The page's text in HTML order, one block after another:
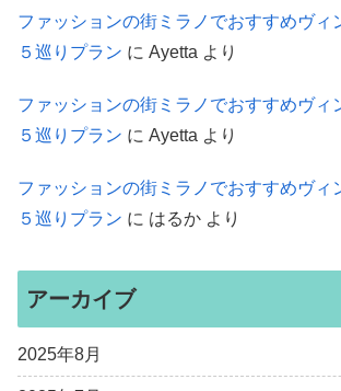
ファッションの街ミラノでおすすめヴィ
５巡りプラン に Ayetta より
ファッションの街ミラノでおすすめヴィ
５巡りプラン に Ayetta より
ファッションの街ミラノでおすすめヴィ
５巡りプラン に はるか より
アーカイブ
2025年8月